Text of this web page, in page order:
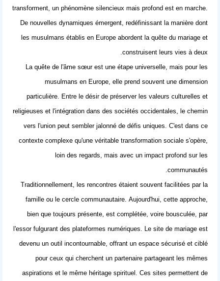
transforment, un phénomène silencieux mais profond est en marche.
De nouvelles dynamiques émergent, redéfinissant la manière dont
les musulmans établis en Europe abordent la quête du mariage et
construisent leurs vies à deux.
La quête de l'âme sœur est une étape universelle, mais pour les
musulmans en Europe, elle prend souvent une dimension
particulière. Entre le désir de préserver les valeurs culturelles et
religieuses et l'intégration dans des sociétés occidentales, le chemin
vers l'union peut sembler jalonné de défis uniques. C'est dans ce
contexte complexe qu'une véritable transformation sociale s'opère,
loin des regards, mais avec un impact profond sur les
communautés.
Traditionnellement, les rencontres étaient souvent facilitées par la
famille ou le cercle communautaire. Aujourd'hui, cette approche,
bien que toujours présente, est complétée, voire bousculée, par
l'essor fulgurant des plateformes numériques. Lesite de mariageest
devenu un outil incontournable, offrant un espace sécurisé et ciblé
pour ceux qui cherchent un partenaire partageant les mêmes
aspirations et le même héritage spirituel. Ces sites permettent de